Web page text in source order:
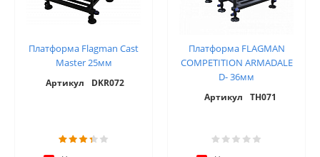
Платформа Flagman Cast
Master 25мм
Артикул DKR072
Платформа FLAGMAN
COMPETITION ARMADALE
D- 36мм
Артикул TH071